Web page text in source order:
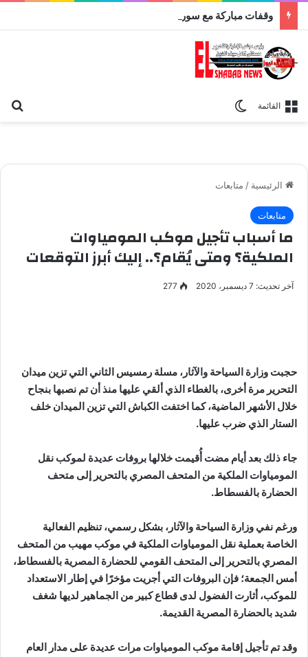
القائمة
الرئيسية / متابعات
متابعات
ما أسباب تأجيل موكب المومياوات
الملكية؟ ومتى يُقام؟.. إليك أبرز التوقعات
آخر تحديث: 7 ديسمبر، 2020 277
حجبت وزارة السياحة والآثار، مسلة رمسيس الثاني التي تزين ميدان
التحرير مرة أخرى، بالغطاء الذي ألقي عليها منذ أن تم نصبها بنجاح
خلال الأشهر الماضية، كما اختفت الكباش التي تزين الميدان خلف
الستار الذي ضرب عليها.
جاء ذلك بعد أيام مضت أُقيمت خلالها بروفات عديدة لموكب نقل
المومياوات الملكية من المتحف المصري بالتحرير إلى متحف
الحضارة بالفسطاط.
ورغم نفي وزارة السياحة والآثار، بشكل رسمي، تنظيم الفعالية
الخاصة بعملية نقل المومياوات الملكية في موكب مهيب من المتحف
المصري بالتحرير إلى المتحف القومي للحضارة المصرية بالفسطاط،
أمس الجمعة؛ فإن البروفات التي أجريت مؤخرًا في إطار الاستعداد
للموكب، أثارت الفضول لدى قطاع كبير من الجماهير لديها شغف
شديد بالحضارة المصرية القديمة.
وقد تم تأجيل إقامة موكب المومياوات مرات عديدة على مدار العام